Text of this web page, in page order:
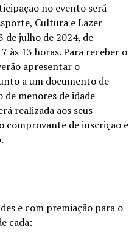
no evento será
Cultura e Lazer
de julho de 2024, de
às 13 horas. Para receber o
apresentar o
a um documento de
menores de idade
realizada aos seus
comprovante de inscrição e
e com premiação para o
cada: